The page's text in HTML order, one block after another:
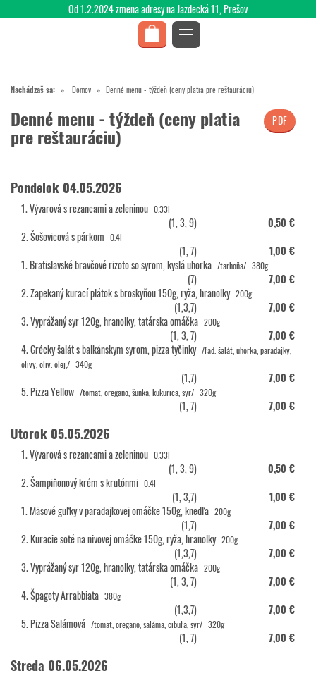
Nachádzaš sa: Domov Denné menu - týždeň (ceny platia pre reštauráciu)
PDF
Denné menu - týždeň (ceny platia
pre reštauráciu)
Pondelok 04.05.2026
1. Vývarová s rezancami a zeleninou 0.33l
(1, 3, 9)
0,50 €
2. Šošovicová s párkom 0.4l
(1, 7)
1,00 €
1. Bratislavské bravčové rizoto so syrom, kyslá uhorka /tarhoňa/ 380g
(7)
7,00 €
2. Zapekaný kurací plátok s broskyňou 150g, ryža, hranolky 200g
(1,3,7)
7,00 €
3. Vyprážaný syr 120g, hranolky, tatárska omáčka 200g
(1, 3, 7)
7,00 €
4. Grécky šalát s balkánskym syrom, pizza tyčinky /ľad. šalát, uhorka, paradajky,
olivy, oliv. olej,/ 340g
(1,7)
7,00 €
5. Pizza Yellow /tomat, oregano, šunka, kukurica, syr/ 320g
(1, 7) 7,00 €
Utorok 05.05.2026
1. Vývarová s rezancami a zeleninou 0.33l
(1, 3, 9)
0,50 €
2. Šampiňonový krém s krutónmi 0.4l
(1, 3,7)
1,00 €
1. Mäsové guľky v paradajkovej omáčke 150g, knedľa 200g
(1,7)
7,00 €
2. Kuracie soté na nivovej omáčke 150g, ryža, hranolky 200g
(1,3,7)
7,00 €
3. Vyprážaný syr 120g, hranolky, tatárska omáčka 200g
(1, 3, 7)
7,00 €
4. Špagety Arrabbiata 380g
(1,3,7)
7,00 €
5. Pizza Salámová /tomat, oregano, saláma, cibuľa, syr/ 320g
(1, 7) 7,00 €
Streda 06.05.2026
Od 1.2.2024 zmena adresy na Jazdecká 11, Prešov